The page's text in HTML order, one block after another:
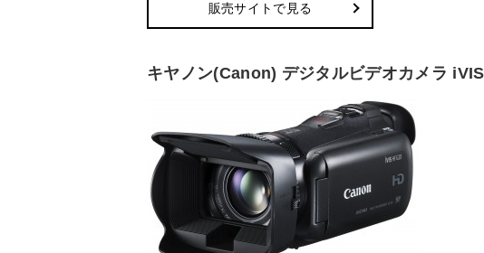
販売サイトで見る
キヤノン(Canon) デジタルビデオカメラ